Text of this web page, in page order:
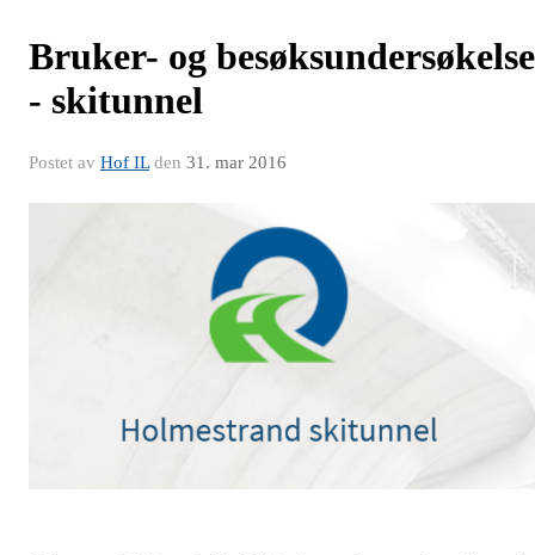
Bruker- og besøksundersøkelse
- skitunnel
Postet av Hof ILden 31. mar 2016